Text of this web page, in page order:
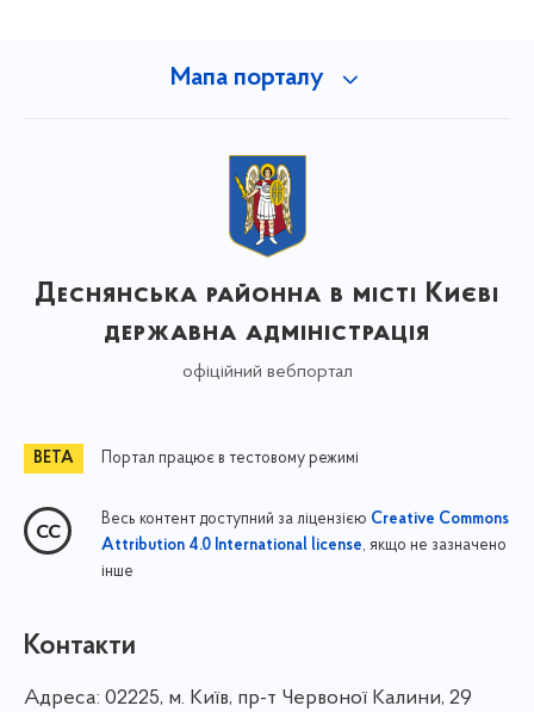
Мапа порталу
Деснянська районна в місті Києві
державна адміністрація
офіційний вебпортал
Портал працює в тестовому режимі
Весь контент доступний за ліцензією Creative Commons
Attribution 4.0 International license, якщо не зазначено
інше
Контакти
Адреса: 02225, м. Київ, пр-т Червоної Калини, 29